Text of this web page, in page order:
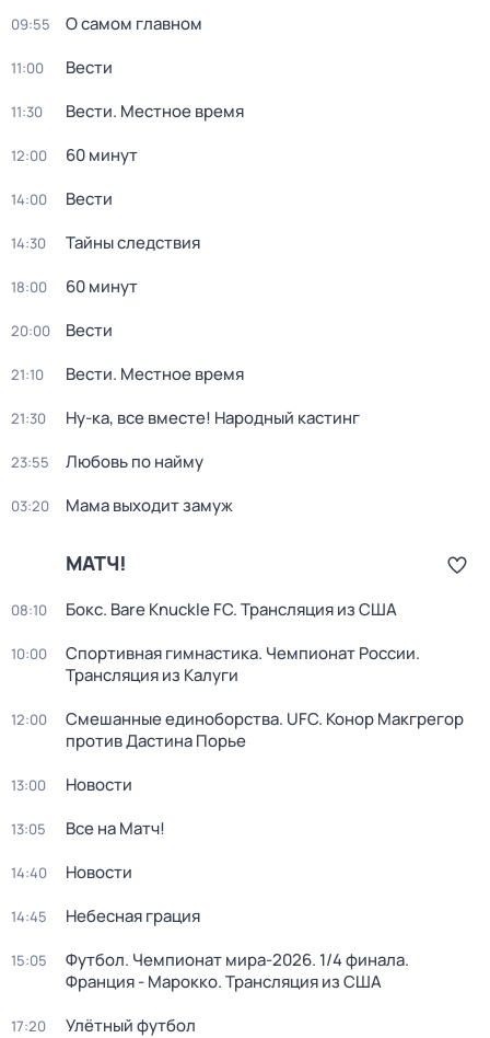
09:55 О самом главном
11:00 Вести
11:30 Вести. Местное время
12:00 60 минут
14:00 Вести
14:30 Тайны следствия
18:00 60 минут
20:00 Вести
21:10 Вести. Местное время
21:30 Ну-ка, все вместе! Народный кастинг
23:55 Любовь по найму
03:20 Мама выходит замуж
МАТЧ!
08:10 Бокс. Bare Knuckle FC. Трансляция из США
10:00
Спортивная гимнастика. Чемпионат России.
Трансляция из Калуги
12:00
Смешанные единоборства. UFC. Конор Макгрегор
против Дастина Порье
13:00 Новости
13:05 Все на Матч!
14:40 Новости
14:45 Небесная грация
15:05
Футбол. Чемпионат мира-2026. 1/4 финала.
Франция - Марокко. Трансляция из США
17:20 Улётный футбол